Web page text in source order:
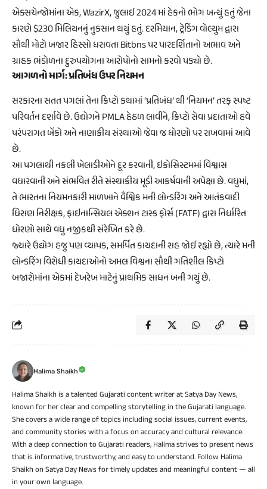
એક્સચેન્જોમાંના એક, WazirX, જુલાઈ 2024 માં હેકનો ભોગ બન્યું હતું જેના
કારણે $230 મિલિયનનું નુકસાન થયું હતું. દરમિયાન, ટ્રેડિંગ વોલ્યુમ દ્વારા
સૌથી મોટો બજાર હિસ્સો ધરાવતા Bitbns પર પારદર્શિતાનો અભાવ અને
ગ્રાહક ભંડોળના દુરુપયોગના આરોપોનો સામનો કરવો પડ્યો છે.
આગળનો માર્ગ: પ્રતિબંધ ઉપર નિયમન
સરકારના સતત પગલાં તેના ક્રિપ્ટો કથામાં ‘પ્રતિબંધ’ થી ‘નિયમન’ તરફ સ્પષ્ટ
પરિવર્તન દર્શાવે છે. ઉદ્યોગને PMLA હેઠળ લાવીને, ક્રિપ્ટો સેવા પ્રદાતાઓ હવે
પરંપરાગત બેંકો અને નાણાકીય સંસ્થાઓ જેવા જ ધોરણો પર રાખવામાં આવે
છે.
આ પગલાથી નકલી ખેલાડીઓને દૂર કરવાની, ઇકોસિસ્ટમમાં વિશ્વાસ
વધારવાની અને સંભવિત રીતે સંસ્થાકીય મૂડી આકર્ષવાની અપેક્ષા છે. વધુમાં,
તે ભારતના નિયમનકારી માળખાને વૈશ્વિક મની લોન્ડરિંગ અને આતંકવાદી
ધિરાણ નિરીક્ષક, ફાઇનાન્સિયલ એક્શન ટાસ્ક ફોર્સ (FATF) દ્વારા નિર્ધારિત
ધોરણો સાથે વધુ નજીકથી સંરેખિત કરે છે.
જ્યારે ઉદ્યોગ હજુ પણ વ્યાપક, સમર્પિત કાયદાની રાહ જોઈ રહ્યો છે, ત્યારે મની
લોન્ડરિંગ વિરોધી કાયદાઓનો અમલ વિશ્વના સૌથી ગતિશીલ ક્રિપ્ટો
બજારોમાંના એકમાં દેખરેખ માટેનું પ્રાથમિક સાધન બની ગયું છે.
Halima Shaikh
Halima Shaikh is a talented Gujarati content writer at Satya Day News,
known for her clear and compelling storytelling in the Gujarati language.
She covers a wide range of topics including social issues, current events,
and community stories with a focus on accuracy and cultural relevance.
With a deep connection to Gujarati readers, Halima strives to present news
that is informative, trustworthy, and easy to understand. Follow Halima
Shaikh on Satya Day News for timely updates and meaningful content — all
in your own language.